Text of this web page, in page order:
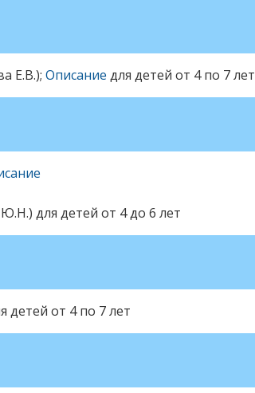
Е.В.); Описание для детей от 4 по 7 лет
для детей от 4 до 6 лет
детей от 4 по 7 лет